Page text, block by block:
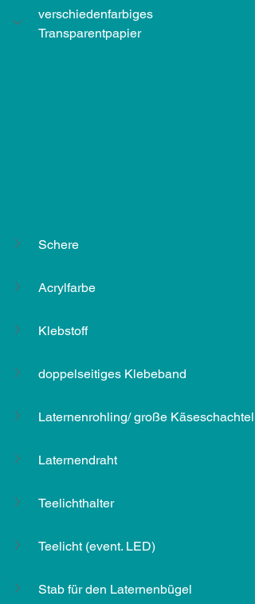
verschiedenfarbiges
Transparentpapier
Schere
Acrylfarbe
Klebstoff
doppelseitiges Klebeband
Laternenrohling/ große Käseschachtel
Laternendraht
Teelichthalter
Teelicht (event. LED)
Stab für den Laternenbügel